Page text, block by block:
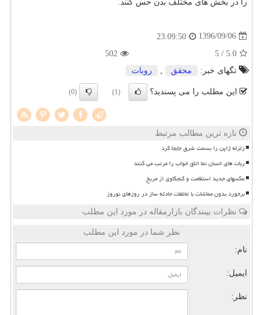
را در بخش های مختلف بدن حس كنند.
1396/09/06
23:09:50
5.0
/ 5
502
تگهای خبر:
محقق روبات
این مطلب را می پسندید؟ (1)
(0)
تازه ترین مطالب مرتبط
زلزله ژاپن را بسمت شرق جابجا کرد
ربات های انسان نما اتاق خواب را مرتب می کنند
عکسهای جدید استقامت و کنجکاوی از مریخ
برخورد بدون مماشات با تخلفات حادثه ساز در روزهای نوروز
نظرات بینندگان بازارمقاله در مورد این مطلب
نظر شما در مورد این مطلب
نام:
ایمیل:
نظر: